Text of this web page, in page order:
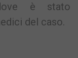
è stato
del caso.